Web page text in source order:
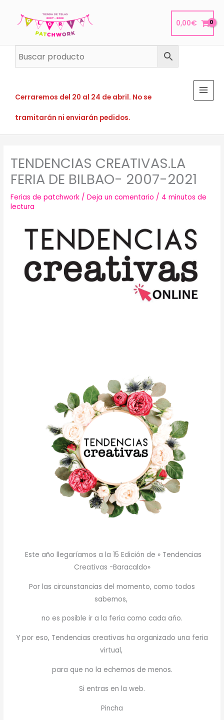
0,00€
Cerraremos del 20 al 24 de abril. No se
tramitarán ni enviarán pedidos.
TENDENCIAS CREATIVAS.LA
FERIA DE BILBAO- 2007-2021
Ferias de patchwork /Deja un comentario / 4 minutos de
lectura
Este año llegaríamos a la 15 Edición de » Tendencias
Creativas -Baracaldo»
Por las circunstancias del momento, como todos
sabemos,
no es posible ir a la feria como cada año.
Y por eso, Tendencias creativas ha organizado una feria
virtual,
para que no la echemos de menos.
Si entras en la web.
Pincha